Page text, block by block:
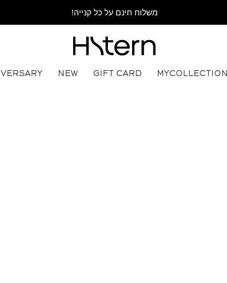
משלוח חינם על כל קנייה!
MYCOLLECTION
GIFT CARD
NEW